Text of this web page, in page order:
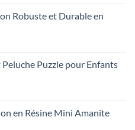
Robuste et Durable en
Puzzle pour Enfants
en Résine Mini Amanite